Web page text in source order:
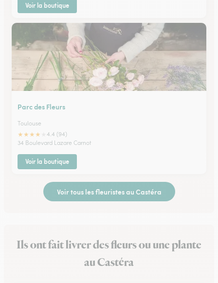
Voir la boutique
Parc des Fleurs
Toulouse
★★★★
4.4 (94)
34 Boulevard Lazare Carnot
Voir la boutique
Voir tous les fleuristes au Castéra
Ils ont fait livrer des fleurs ou une plante
au Castéra